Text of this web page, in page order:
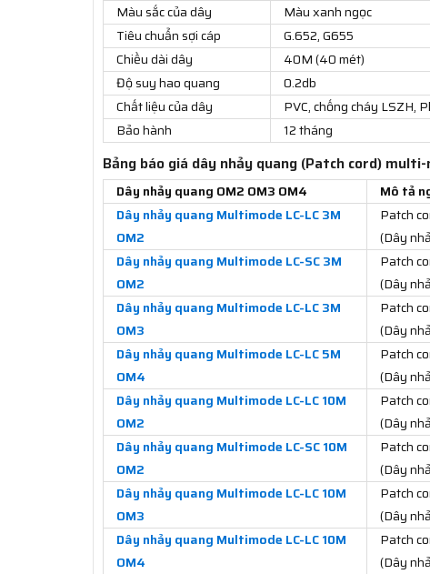
Màu sắc của dây
Màu xanh ngọc
Tiêu chuẩn sợi cáp
G.652, G655
Chiều dài dây
40M (40 mét)
Độ suy hao quang
0.2db
Chất liệu của dây
PVC, chống cháy LSZH,
Bảo hành
12 tháng
Bảng báo giá dây nhảy quang (Patch cord)
Dây nhảy quang OM2 OM3 OM4
Mô tả
Dây nhảy quang Multimode LC-LC 3M
OM2
Patch
(Dây
Dây nhảy quang Multimode LC-SC 3M
OM2
Patch
(Dây
Dây nhảy quang Multimode LC-LC 3M
OM3
Patch
(Dây
Dây nhảy quang Multimode LC-LC 5M
OM4
Patch
(Dây
Dây nhảy quang Multimode LC-LC 10M
OM2
Patch
(Dây
Dây nhảy quang Multimode LC-SC 10M
OM2
Patch
(Dây
Dây nhảy quang Multimode LC-LC 10M
OM3
Patch
(Dây
Dây nhảy quang Multimode LC-LC 10M
OM4
Patch
(Dây